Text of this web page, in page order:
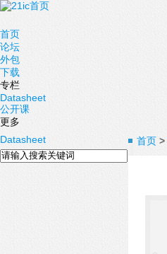
首页
论坛
外包
下载
专栏
Datasheet
公开课
更多
Datasheet 首页 >